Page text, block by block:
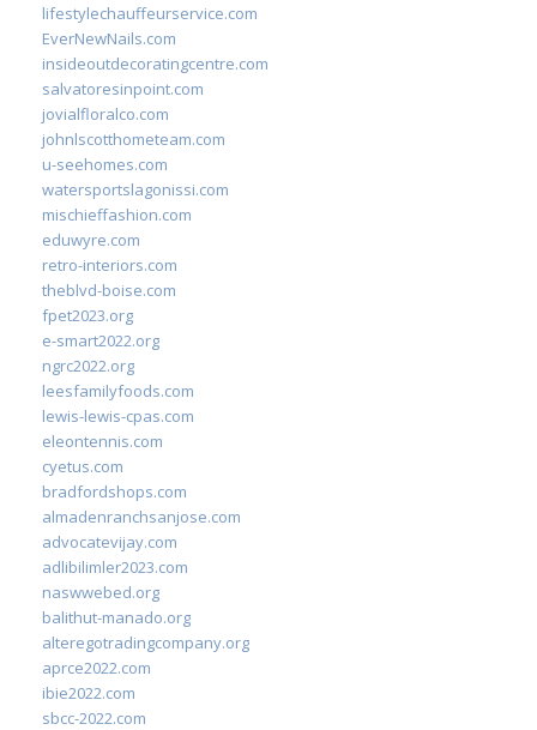
lifestylechauffeurservice.com
EverNewNails.com
insideoutdecoratingcentre.com
salvatoresinpoint.com
jovialfloralco.com
johnlscotthometeam.com
u-seehomes.com
watersportslagonissi.com
mischieffashion.com
eduwyre.com
retro-interiors.com
theblvd-boise.com
fpet2023.org
e-smart2022.org
ngrc2022.org
leesfamilyfoods.com
lewis-lewis-cpas.com
eleontennis.com
cyetus.com
bradfordshops.com
almadenranchsanjose.com
advocatevijay.com
adlibilimler2023.com
naswwebed.org
balithut-manado.org
alteregotradingcompany.org
aprce2022.com
ibie2022.com
sbcc-2022.com